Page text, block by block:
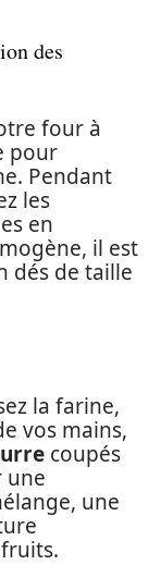
des
four à
pour
Pendant
les
en
il est
dés de taille
la farine,
vos mains,
coupés
une
une